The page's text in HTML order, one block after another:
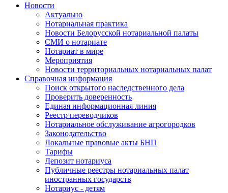
Новости
Актуально
Нотариальная практика
Новости Белорусской нотариальной палаты
СМИ о нотариате
Нотариат в мире
Мероприятия
Новости территориальных нотариальных палат
Справочная информация
Поиск открытого наследственного дела
Проверить доверенность
Единая информационная линия
Реестр переводчиков
Нотариальное обслуживание агрогородков
Законодательство
Локальные правовые акты БНП
Тарифы
Депозит нотариуса
Публичные реестры нотариальных палат
иностранных государств
Нотариус - детям